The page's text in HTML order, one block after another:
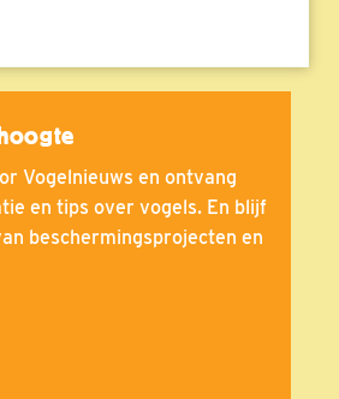
Vogelnieuws en ontvang
en tips over vogels. En blijf
beschermingsprojecten en